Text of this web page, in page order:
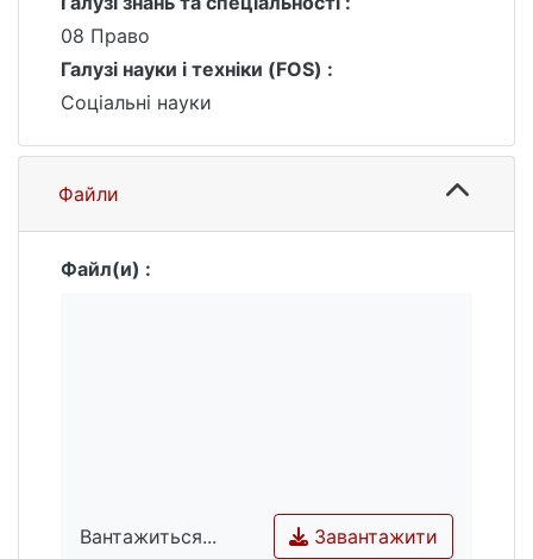
08 Право
Галузі науки і техніки (FOS) :
Соціальні науки
Файли
Файл(и) :
Вантажиться...
Завантажити